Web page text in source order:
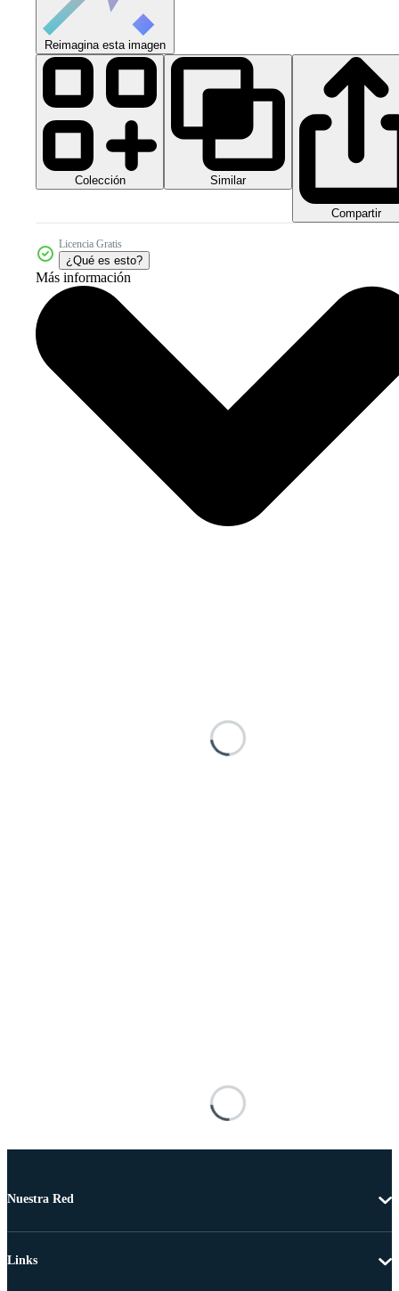
Reimagina esta imagen
Colección Similar
Compartir
Licencia Gratis
¿Qué es esto?
Más información
Nuestra Red
Links